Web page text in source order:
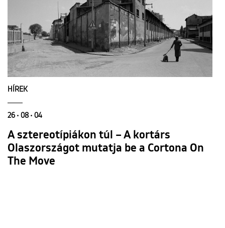
HÍREK
26 • 08 • 04
A sztereotípiákon túl – A kortárs
Olaszországot mutatja be a Cortona On
The Move